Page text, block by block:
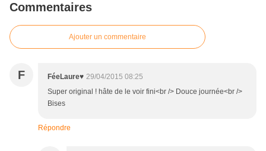
Commentaires
Ajouter un commentaire
F FéeLaure♥ 29/04/2015 08:25
Super original ! hâte de le voir fini<br /> Douce journée<br />
Bises
Répondre